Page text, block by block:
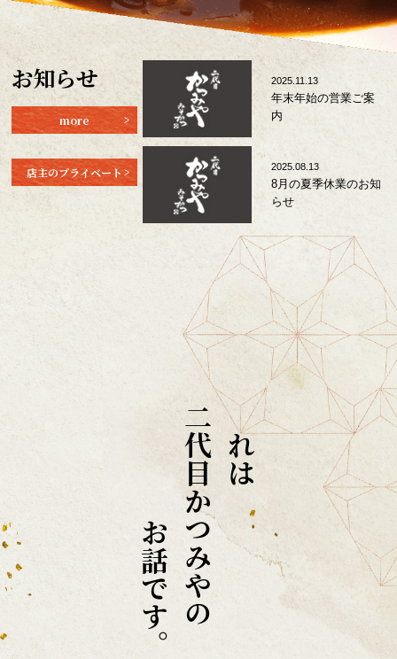
お知らせ
more
店主のプライベート
2025.11.13
年末年始の営業ご案
内
2025.08.13
8月の夏季休業のお知
らせ
これは
二代目かつみやの
お話です。